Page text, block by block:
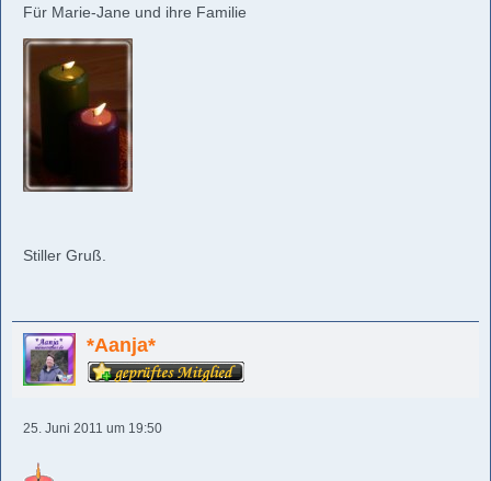
Für Marie-Jane und ihre Familie
Stiller Gruß.
*Aanja*
25. Juni 2011 um 19:50